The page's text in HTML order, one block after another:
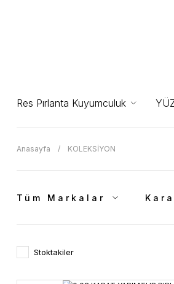
Res Pırlanta Kuyumculuk
Anasayfa KOLEKSİYON
Tüm Markalar
Stoktakiler